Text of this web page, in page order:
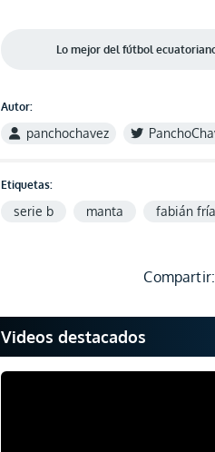
Lo mejor del fútbol
Autor:
panchochavez
Etiquetas:
serie b manta fabián
Compartir:
Videos destacados